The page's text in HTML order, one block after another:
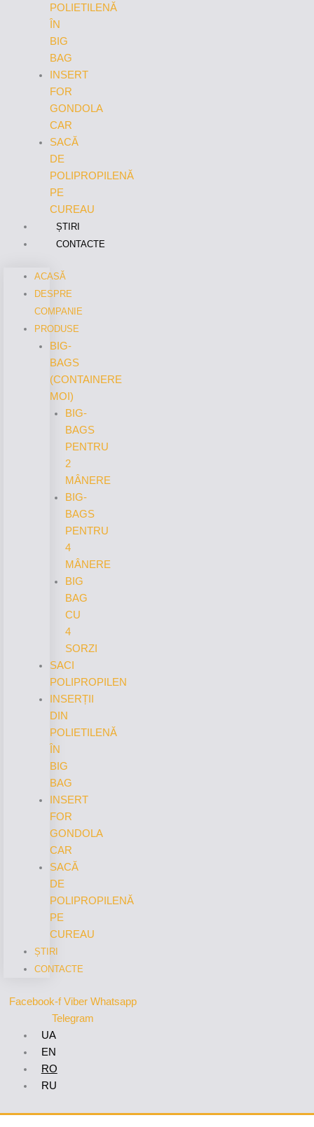
POLIETILENĂ
ÎN
BIG
BAG
INSERT
FOR
GONDOLA
CAR
SACĂ
DE
POLIPROPILENĂ
PE
CUREAU
ȘTIRI
CONTACTE
ACASĂ
DESPRE
COMPANIE
PRODUSE
BIG-
BAGS
(CONTAINERE
MOI)
BIG-
BAGS
PENTRU
2
MÂNERE
BIG-
BAGS
PENTRU
4
MÂNERE
BIG
BAG
CU
4
SORZI
SACI
POLIPROPILEN
INSERȚII
DIN
POLIETILENĂ
ÎN
BIG
BAG
INSERT
FOR
GONDOLA
CAR
SACĂ
DE
POLIPROPILENĂ
PE
CUREAU
ȘTIRI
CONTACTE
Facebook-f Viber Whatsapp
Telegram
UA
EN
RO
RU